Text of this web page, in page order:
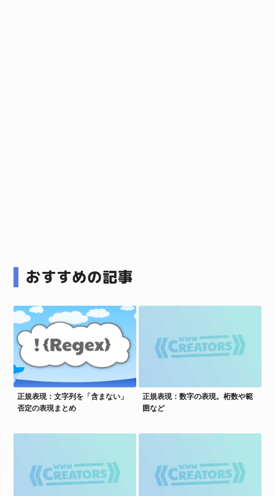
おすすめの記事
正規表現：文字列を「含まない」
否定の表現まとめ
正規表現：数字の表現。桁数や範
囲など